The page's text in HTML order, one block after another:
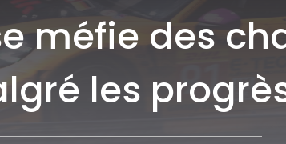
méfie des
les